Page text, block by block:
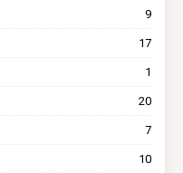
9
17
1
20
7
10